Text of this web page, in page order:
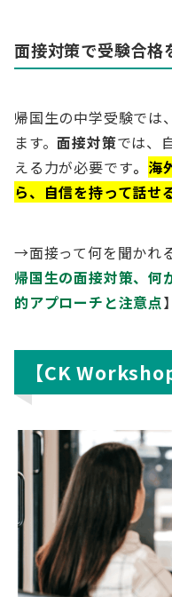
面接対策で受験合格
帰国生の中学受験では
ます。面接対策では、
える力が必要です。 海
ら、自信を持って話せ
→面接って何を聞かれ
帰国生の面接対策、何
的アプローチと注意点】
【CK